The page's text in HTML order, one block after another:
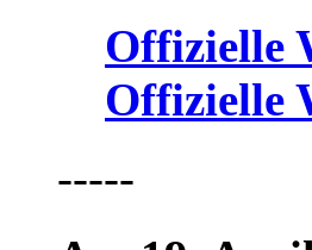
Offizielle
Offizielle
-----